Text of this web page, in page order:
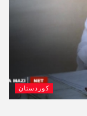
کوردستان